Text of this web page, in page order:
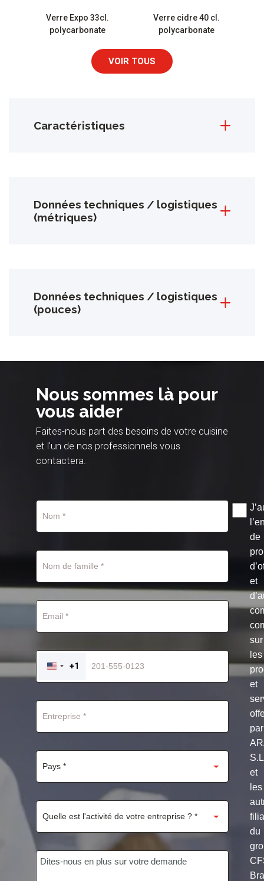
Verre Expo 33cl.
polycarbonate
Verre cidre 40 cl.
polycarbonate
VOIR TOUS
Caractéristiques
Données techniques / logistiques
(métriques)
Données techniques / logistiques
(pouces)
Nous sommes là pour
vous aider
Faites-nous part des besoins de votre cuisine
et l'un de nos professionnels vous
contactera.
UNITED
STATES
+1
de
et
sur
les
et
par
et
les
du